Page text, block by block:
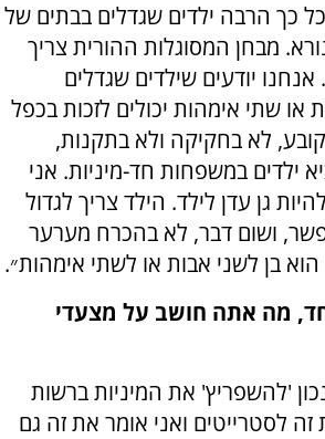
כך הרבה ילדים שגדלים בבתים של
מבחן המסוגלות ההורית צריך
יודעים שילדים שגדלים
או שתי אימהות יכולים לזכות בכפל
לא בחקיקה ולא בתקנות,
ילדים במשפחות חד-מיניות. אני
גן עדן לילד. הילד צריך לגדול
ושום דבר, לא בהכרח מערער
בן לשני אבות או לשתי אימהות״.
מה אתה חושב על מצעדי
'להשפריץ' את המיניות ברשות
לסטרייטים ואני אומר את זה גם